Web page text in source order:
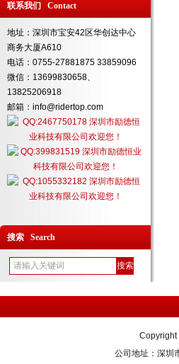
联系我们 Contact
地址：深圳市宝安42区华创达中心
商务大厦A610
电话：0755-27881875 33859096
微信：13699830658、
13825206918
邮箱：info@ridertop.com
搜索 Search
Copyright
公司地址：深圳